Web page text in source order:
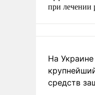
при лечении
На
средств